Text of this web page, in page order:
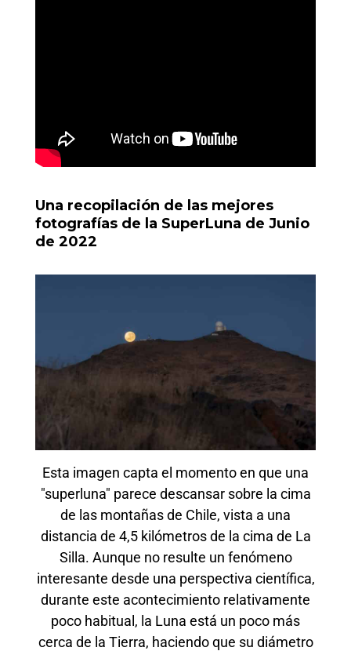
Una recopilación de las mejores
fotografías de la SuperLuna de Junio
de 2022
Esta imagen capta el momento en que una
"superluna" parece descansar sobre la cima
de las montañas de Chile, vista a una
distancia de 4,5 kilómetros de la cima de La
Silla. Aunque no resulte un fenómeno
interesante desde una perspectiva científica,
durante este acontecimiento relativamente
poco habitual, la Luna está un poco más
cerca de la Tierra, haciendo que su diámetro